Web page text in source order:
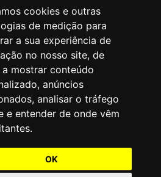
cookies e outras
de medição para
a sua experiência de
no nosso site, de
mostrar conteúdo
anúncios
analisar o tráfego
e entender de onde vêm
OK